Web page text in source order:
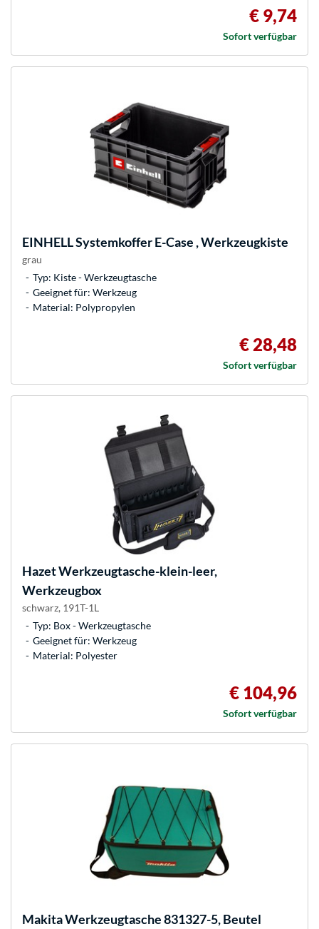
€ 9,74
Sofort verfügbar
EINHELLSystemkoffer E-Case , Werkzeugkiste
grau
Typ: Kiste - Werkzeugtasche
Geeignet für: Werkzeug
Material: Polypropylen
€ 28,48
Sofort verfügbar
HazetWerkzeugtasche-klein-leer,
Werkzeugbox
schwarz, 191T-1L
Typ: Box - Werkzeugtasche
Geeignet für: Werkzeug
Material: Polyester
€ 104,96
Sofort verfügbar
MakitaWerkzeugtasche 831327-5, Beutel